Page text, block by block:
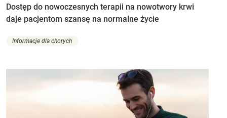
Dostęp do nowoczesnych terapii na nowotwory krwi
daje pacjentom szansę na normalne życie
Informacje dla chorych